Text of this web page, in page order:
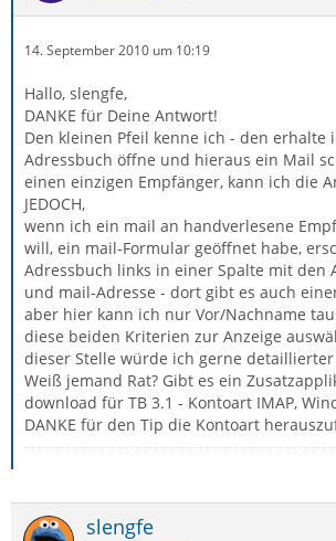
14. September 2010 um 10:19
Hallo, slengfe,
DANKE für Deine Antwort!
Den kleinen Pfeil kenne ich - den erhalte
Adressbuch öffne und hieraus ein Mail
einen einzigen Empfänger, kann ich die
JEDOCH,
wenn ich ein mail an handverlesene
will, ein mail-Formular geöffnet habe,
Adressbuch links in einer Spalte mit den
und mail-Adresse - dort gibt es auch
aber hier kann ich nur Vor/Nachname
diese beiden Kriterien zur Anzeige
dieser Stelle würde ich gerne
Weiß jemand Rat? Gibt es ein
download für TB 3.1 - Kontoart IMAP,
DANKE für den Tip die Kontoart
slengfe